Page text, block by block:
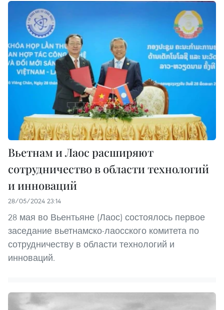
Вьетнам и Лаос расширяют
сотрудничество в области технологий
и инноваций
28/05/2024 23:14
28 мая во Вьентьяне (Лаос) состоялось первое
заседание вьетнамско-лаосского комитета по
сотрудничеству в области технологий и
инноваций.